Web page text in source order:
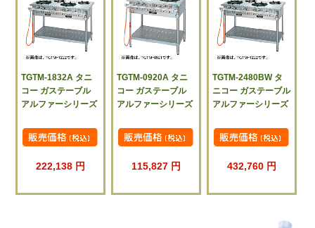
TGTM-1832A タニ
コー ガステーブル
アルファーシリーズ
222,138 円
TGTM-0920A タニ
コー ガステーブル
アルファーシリーズ
115,827 円
TGTM-2480BW タ
ニコー ガステーブル
アルファーシリーズ
432,760 円